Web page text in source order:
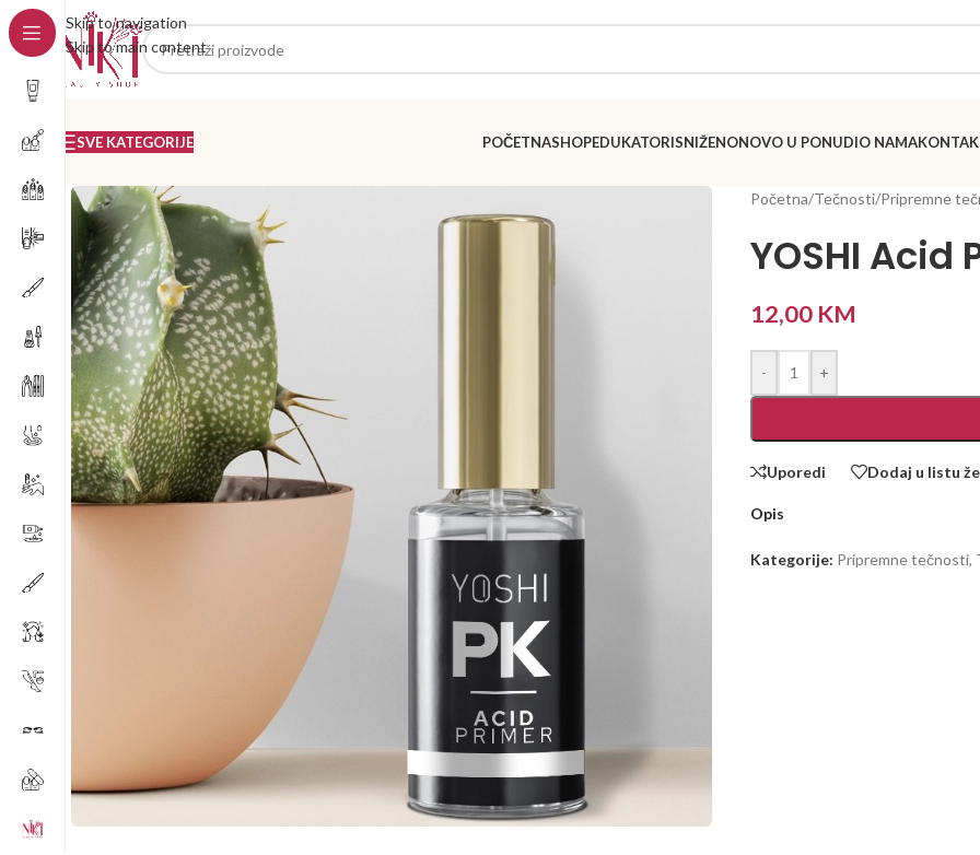
Skip to navigation
Skip to main content
SVE KATEGORIJE POČETNASHOPEDUKATORISNIŽENONOVO U PONUDIO NAMA
Početna/Tečnosti/Pripremne
YOSHI Acid
12,00 KM
- +
Uporedi Dodaj u listu
Opis
Kategorije: Pripremne tečnosti,